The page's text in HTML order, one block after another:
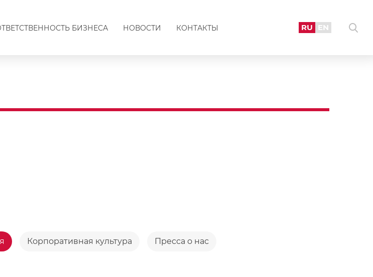
БИЗНЕСА НОВОСТИ КОНТАКТЫ RU EN
Корпоративная культура Пресса о нас